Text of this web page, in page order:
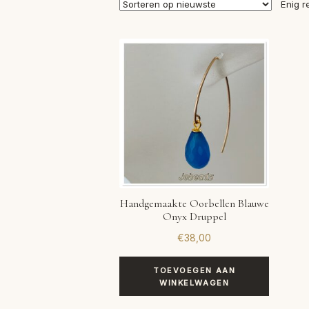
Enig
Handgemaakte Oorbellen Blauwe
Onyx Druppel
€38,00
TOEVOEGEN AAN
WINKELWAGEN